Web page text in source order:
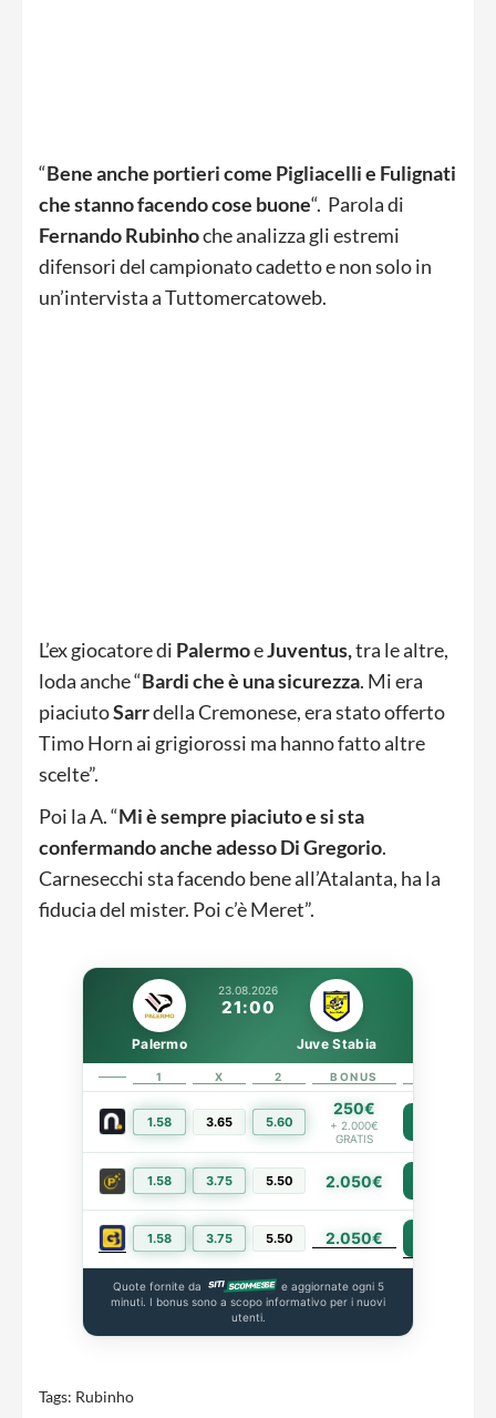
“Bene anche portieri come Pigliacelli e Fulignati
che stanno facendo cose buone“. Parola di
Fernando Rubinhoche analizza gli estremi
difensori del campionato cadetto e non solo in
un’intervista a Tuttomercatoweb.
L’ex giocatore di PalermoeJuventus,tra le altre,
loda anche “Bardi che è una sicurezza. Mi era
piaciutoSarrdella Cremonese, era stato offerto
Timo Horn ai grigiorossi ma hanno fatto altre
scelte”.
Poi la A. “Mi è sempre piaciuto e si sta
confermando anche adesso Di Gregorio.
Carnesecchi sta facendo bene all’Atalanta, ha la
fiducia del mister. Poi c’è Meret”.
23.08.2026
21:00
Palermo Juve Stabia
1 X 2 BONUS
1.58 3.65 5.60
250€
+ 2.000€
GRATIS
1.58 3.75 5.50 2.050€
1.58 3.75 5.50 2.050€
Quote fornite da
e aggiornate ogni 5
minuti. I bonus sono a scopo informativo per i nuovi
utenti.
Tags: Rubinho